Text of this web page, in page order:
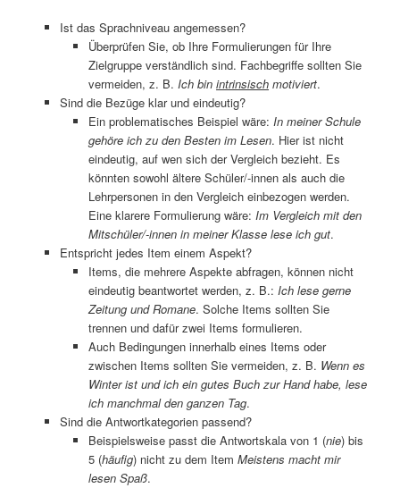
Ist das Sprachniveau angemessen?
Überprüfen Sie, ob Ihre Formulierungen für Ihre
Zielgruppe verständlich sind. Fachbegriffe sollten Sie
vermeiden, z. B.Ich binintrinsisch motiviert.
Sind die Bezüge klar und eindeutig?
Ein problematisches Beispiel wäre:In meiner Schule
gehöre ich zu den Besten im Lesen. Hier ist nicht
eindeutig, auf wen sich der Vergleich bezieht. Es
könnten sowohl ältere Schüler/-innen als auch die
Lehrpersonen in den Vergleich einbezogen werden.
Eine klarere Formulierung wäre:Im Vergleich mit den
Mitschüler/-innen in meiner Klasse lese ich gut.
Entspricht jedes Item einem Aspekt?
Items, die mehrere Aspekte abfragen, können nicht
eindeutig beantwortet werden, z. B.:Ich lese gerne
Zeitung und Romane. Solche Items sollten Sie
trennen und dafür zwei Items formulieren.
Auch Bedingungen innerhalb eines Items oder
zwischen Items sollten Sie vermeiden, z. B. Wenn es
Winter ist und ich ein gutes Buch zur Hand habe, lese
ich manchmal den ganzen Tag.
Sind die Antwortkategorien passend?
Beispielsweise passt die Antwortskala von 1 (nie) bis
5 (häufig) nicht zu dem ItemMeistens macht mir
lesen Spaß.